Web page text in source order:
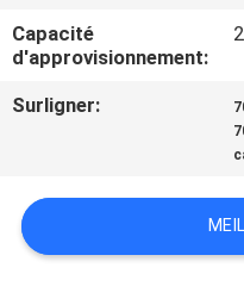
Capacité
d'approvisionnement:
Surligner: